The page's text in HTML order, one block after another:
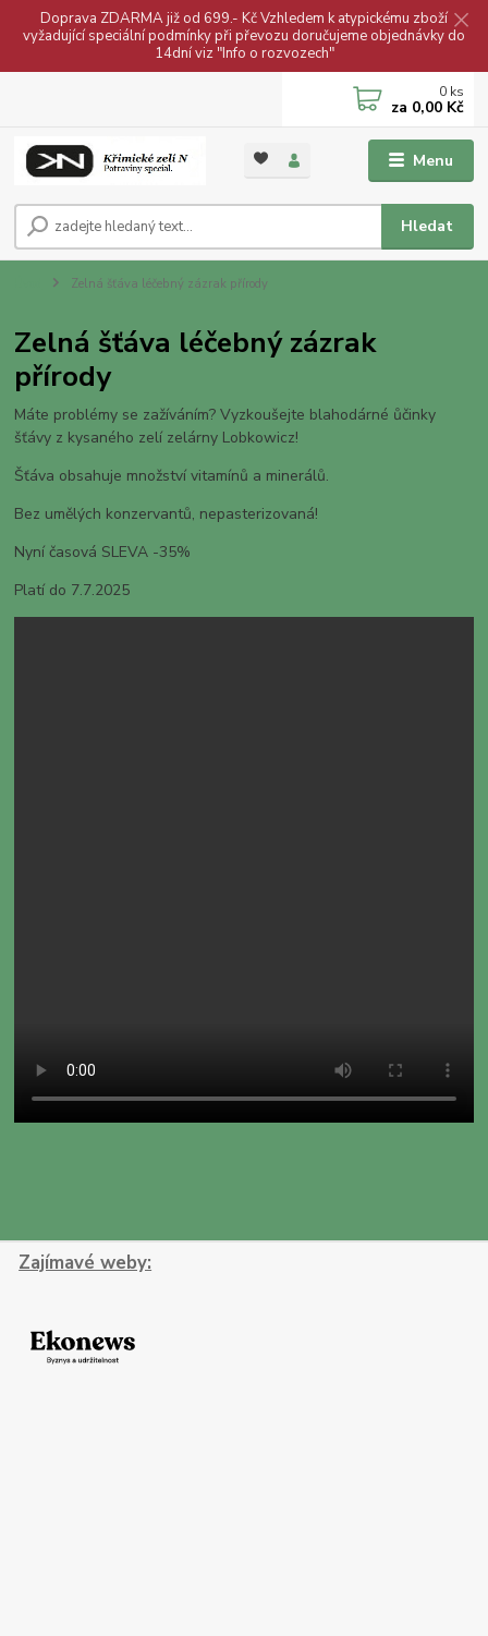
Doprava ZDARMA již od 699.- Kč Vzhledem k atypickému zboží
vyžadující speciální podmínky při převozu doručujeme objednávky do
14dní viz "Info o rozvozech"
Menu
Hledat
0 ks
za 0,00 Kč
Zelná šťáva léčebný zázrak přírody
Zelná šťáva léčebný zázrak
přírody
Máte problémy se zažíváním? Vyzkoušejte blahodárné ůčinky
šťávy z kysaného zelí zelárny Lobkowicz!
Šťáva obsahuje množství vitamínů a minerálů.
Bez umělých konzervantů, nepasterizovaná!
Nyní časová SLEVA -35%
Platí do 7.7.2025
Zajímavé weby: